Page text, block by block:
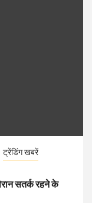
ट्रेंडिंग खबरें
सतर्क रहने के